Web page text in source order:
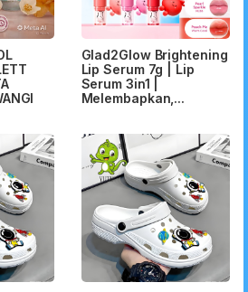
Glad2Glow Brightening
Lip Serum 7g | Lip
Serum 3in1 |
Melembapkan,...